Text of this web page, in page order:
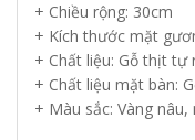
+ Chiều rộng: 30cm
+ Kích thước mặt
+ Chất liệu: Gỗ thịt tự
+ Chất liệu mặt bàn:
+ Màu sắc: Vàng